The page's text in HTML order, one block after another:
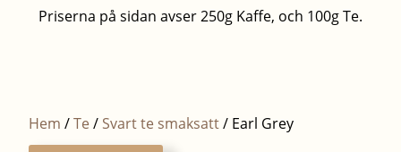
Priserna på sidan avser 250g Kaffe, och 100g Te.
Hem /Te / Svart te smaksatt/ Earl Grey